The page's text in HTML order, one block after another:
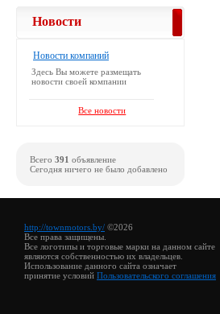
Новости
Новости компаний
Здесь Вы можете размещать
новости своей компании
Все новости
Всего 391 объявление
Сегодня ничего не было добавлено
http://townmotors.by/ ©2026
Все права защищены.
Все логотипы и торговые марки на данном сайте
являются собственностью их владельцев.
Использование данного сайта означает
принятие условий Пользовательского соглашения